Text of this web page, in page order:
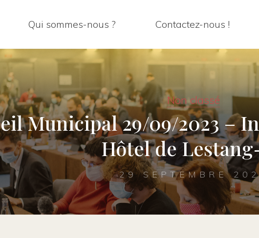
Qui sommes-nous ? Contactez-nous !
Non classé
Municipal 29/09/2023 –
Hôtel de
29 SEPTEMBRE